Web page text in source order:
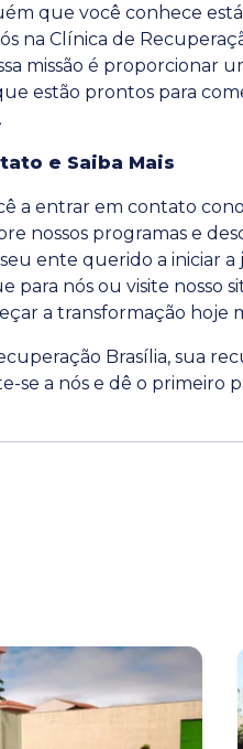
que você conhece
na Clínica de
missão é proporcionar
estão prontos para
e Saiba Mais
a entrar em contato
nossos programas e
ente querido a iniciar
para nós ou visite nosso
a transformação hoje
Brasília, sua
se a nós e dê o primeiro